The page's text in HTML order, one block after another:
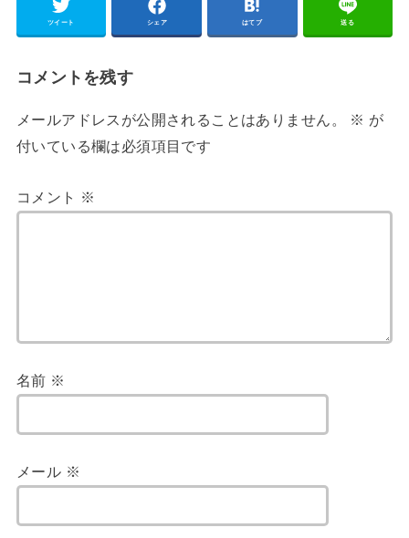
ツイート シェア はてブ 送る
コメントを残す
メールアドレスが公開されることはありません。 ※ が
付いている欄は必須項目です
コメント ※
名前 ※
メール ※